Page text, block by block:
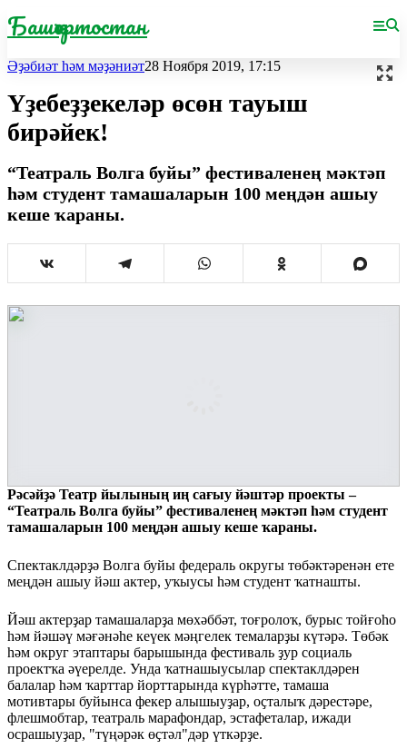
Башҡортостан
Әҙәбиәт һәм мәҙәниәт28 Ноября 2019, 17:15
Үҙебеҙҙекеләр өсөн тауыш
бирәйек!
“Театраль Волга буйы” фестиваленең мәктәп
һәм студент тамашаларын 100 меңдән ашыу
кеше ҡараны.
Рәсәйҙә Театр йылының иң сағыу йәштәр проекты –
“Театраль Волга буйы” фестиваленең мәктәп һәм студент
тамашаларын 100 меңдән ашыу кеше ҡараны.
Спектаклдәрҙә Волга буйы федераль округы төбәктәренән ете
меңдән ашыу йәш актер, уҡыусы һәм студент ҡатнашты.
Йәш актерҙар тамашаларҙа мөхәббәт, тоғролоҡ, бурыс тойғоһо
һәм йәшәү мәғәнәһе кеүек мәңгелек темаларҙы күтәрә. Төбәк
һәм округ этаптары барышында фестиваль ҙур социаль
проектҡа әүерелде. Унда ҡатнашыусылар спектаклдәрен
балалар һәм ҡарттар йорттарында күрһәтте, тамаша
мотивтары буйынса фекер алышыуҙар, оҫталыҡ дәрестәре,
флешмобтар, театраль марафондар, эстафеталар, ижади
осрашыуҙар, "түңәрәк өҫтәл"дәр үткәрҙе.